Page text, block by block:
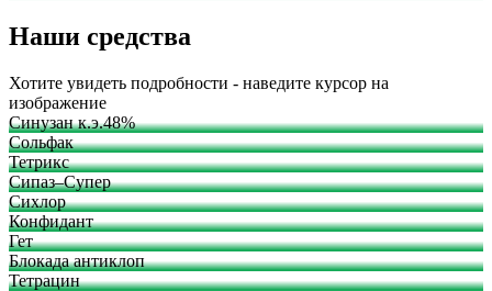
Наши средства
Хотите увидеть подробности - наведите курсор на
изображение
Синузан к.э.48%
Сольфак
Тетрикс
Сипаз–Супер
Сихлор
Конфидант
Гет
Блокада антиклоп
Тетрацин